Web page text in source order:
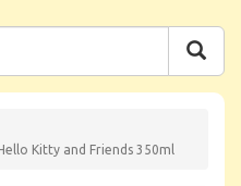
Kitty and Friends 350ml